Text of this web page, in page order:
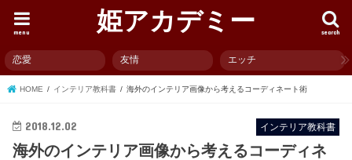
姫アカデミー search
menu
恋愛 友情 エッチ
HOME インテリア教科書 海外のインテリア画像から考えるコーディネート術
インテリア教科書
2018.12.02
海外のインテリア画像から考えるコーディネ